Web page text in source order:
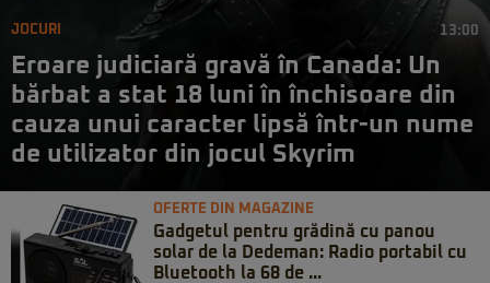
JOCURI 13:00
Eroare judiciară gravă în Canada: Un
bărbat a stat 18 luni în închisoare din
cauza unui caracter lipsă într-un nume
de utilizator din jocul Skyrim
OFERTE DIN MAGAZINE
Gadgetul pentru grădină cu panou
solar de la Dedeman: Radio portabil cu
Bluetooth la 68 de ...